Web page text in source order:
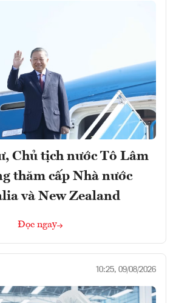
Chủ tịch nước Tô Lâm
thăm cấp Nhà nước
và New Zealand
Đọc ngay
10:25, 09/08/2026